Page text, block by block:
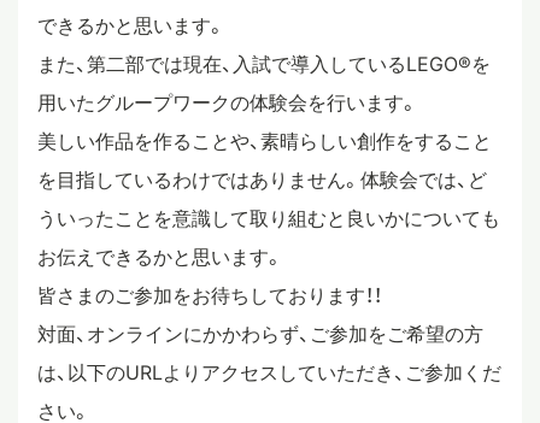
ニュース
教員ブログ
在校生・保護者・卒業生の方へ
できるかと思います。
また、第二部では現在、入試で導入しているLEGO®︎を
用いたグループワークの体験会を行います。
美しい作品を作ることや、素晴らしい創作をすること
を目指しているわけではありません。体験会では、ど
ういったことを意識して取り組むと良いかについても
お伝えできるかと思います。
皆さまのご参加をお待ちしております！！
対面、オンラインにかかわらず、ご参加をご希望の方
は、以下のURLよりアクセスしていただき、ご参加くだ
さい。